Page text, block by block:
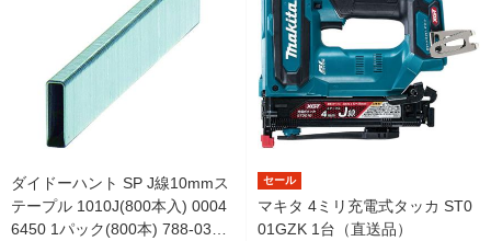
ダイドーハント SP J線10mmス
テープル 1010J(800本入) 0004
6450 1パック(800本) 788-0332
セール
マキタ 4ミリ充電式タッカ ST0
01GZK 1台（直送品）